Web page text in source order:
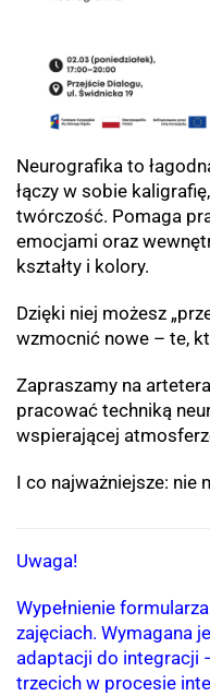
Neurografika to
łączy w sobie
twórczość. Pomaga
emocjami oraz
kształty i kolory.
Dzięki niej możesz
wzmocnić nowe – te,
Zapraszamy na
pracować techniką
wspierającej
I co najważniejsze: nie
Uwaga!
Wypełnienie
zajęciach. Wymagana
adaptacji do integracji
trzecich w procesie